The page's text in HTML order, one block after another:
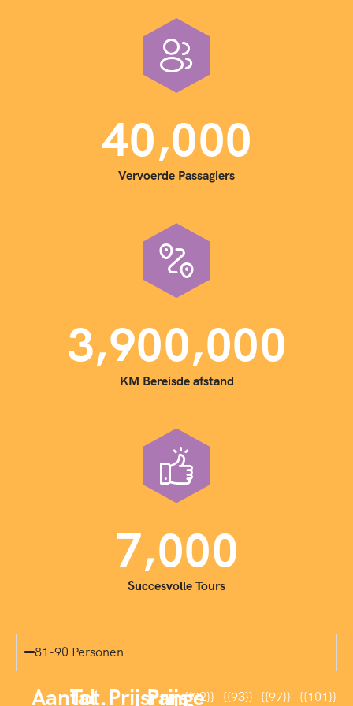
40,000
Vervoerde Passagiers
3,900,000
KM Bereisde afstand
7,000
Succesvolle Tours
81-90 Personen
Aantal
Tot.Prijsrange
Prijs{{92}} {{93}} {{97}} {{101}}